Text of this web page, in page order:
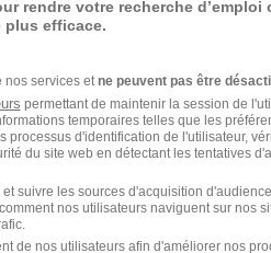
: le bâtiment, les services, la
métiers et de l'artisanat en 2021,
faire qui vous permettra de
faire le fruit d'une
rendre votre recherche d’emploi
plus efficace.
nos services et ne peuvent pas être
permettant de maintenir la session de
temporaires telles que les
processus d'identification de l'utilisateur,
du site web en détectant les tentatives
suivre les sources d'acquisition
nos utilisateurs naviguent sur nos
de nos utilisateurs afin d'améliorer nos